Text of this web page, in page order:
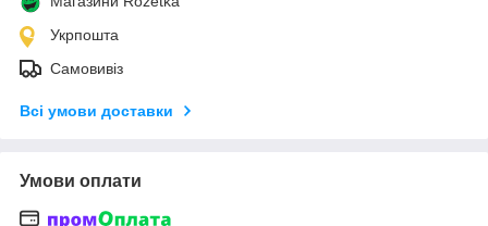
Укрпошта
Самовивіз
Всі умови доставки
Умови оплати